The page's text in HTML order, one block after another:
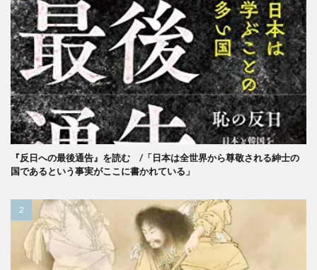
『反日への最後通告』を読む /「日本は全世界から尊敬される紳士の
国であるという事実がここに書かれている」